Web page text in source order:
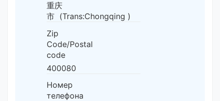
重庆
市 (Trans:Chongqing )
Zip
Code/Postal
code
400080
Номер
телефона